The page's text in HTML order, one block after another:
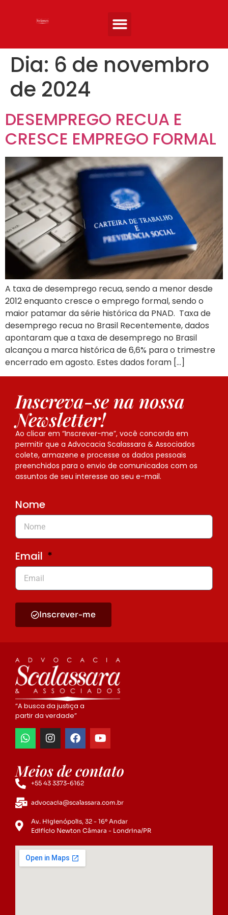
Dia: 6 de novembro
de 2024
DESEMPREGO RECUA E
CRESCE EMPREGO FORMAL
A taxa de desemprego recua, sendo a menor desde
2012 enquanto cresce o emprego formal, sendo o
maior patamar da série histórica da PNAD. Taxa de
desemprego recua no Brasil Recentemente, dados
apontaram que a taxa de desemprego no Brasil
alcançou a marca histórica de 6,6% para o trimestre
encerrado em agosto. Estes dados foram […]
Inscreva-se na nossa
Newsletter!
Ao clicar em “Inscrever-me”, você concorda em
permitir que a Advocacia Scalassara & Associados
colete, armazene e processe os dados pessoais
preenchidos para o envio de comunicados com os
assuntos de seu interesse ao seu e-mail.
Nome
Email
Inscrever-me
“A busca da justiça a
partir da verdade”
Meios de contato
+55 43 3373-6162
advocacia@scalassara.com.br
Av. Higienópolis, 32 - 16º Andar
Edifício Newton Câmara - Londrina/PR